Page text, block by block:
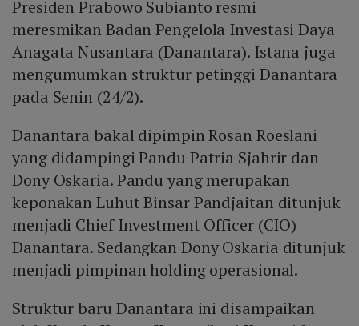
Presiden Prabowo Subianto resmi
meresmikan Badan Pengelola Investasi Daya
Anagata Nusantara (Danantara). Istana juga
mengumumkan struktur petinggi Danantara
pada Senin (24/2).
Danantara bakal dipimpin Rosan Roeslani
yang didampingi Pandu Patria Sjahrir dan
Dony Oskaria. Pandu yang merupakan
keponakan Luhut Binsar Pandjaitan ditunjuk
menjadi Chief Investment Officer (CIO)
Danantara. Sedangkan Dony Oskaria ditunjuk
menjadi pimpinan holding operasional.
Struktur baru Danantara ini disampaikan